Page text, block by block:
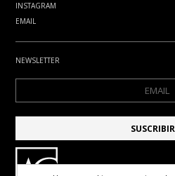
INSTAGRAM
EMAIL
NEWSLETTER